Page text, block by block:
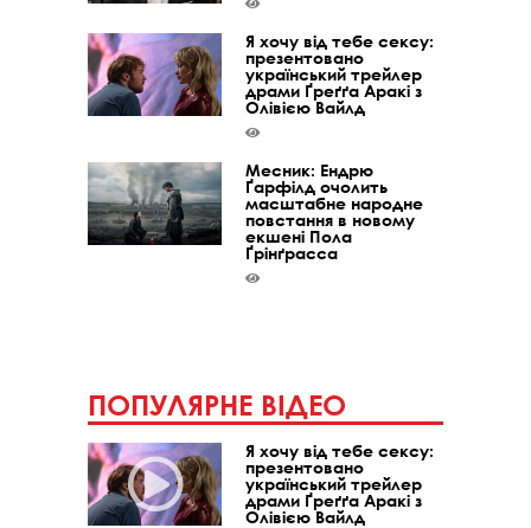
Я хочу від тебе сексу:
презентовано
український трейлер
драми Ґреґґа Аракі з
Олівією Вайлд
Месник: Ендрю
Ґарфілд очолить
масштабне народне
повстання в новому
екшені Пола
Ґрінґрасса
ПОПУЛЯРНЕ ВІДЕО
Я хочу від тебе сексу:
презентовано
український трейлер
драми Ґреґґа Аракі з
Олівією Вайлд